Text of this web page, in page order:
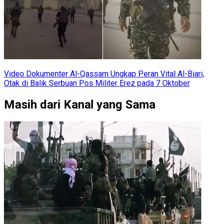
Video Dokumenter Al-Qassam Ungkap Peran Vital Al-Biari,
Otak di Balik Serbuan Pos Militer Erez pada 7 Oktober
Masih dari Kanal yang Sama